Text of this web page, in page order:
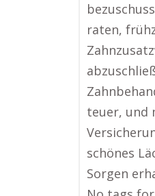
raten,
teuer, und
schönes
Sorgen